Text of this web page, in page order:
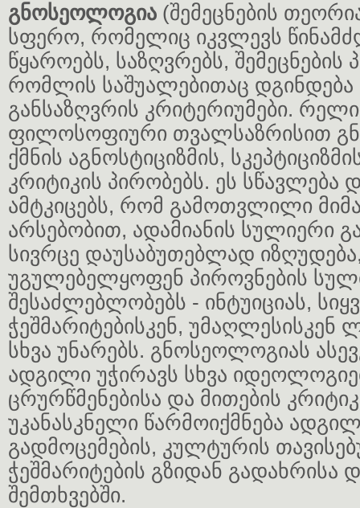
გნოსეოლოგია (შემეცნების
სფერო, რომელიც იკვლევს
წყაროებს, საზღვრებს, შემეცნების
რომლის საშუალებითაც დგინდება
განსაზღვრის კრიტერიუმები.
ფილოსოფიური თვალსაზრისით
ქმნის აგნოსტიციზმის,
კრიტიკის პირობებს. ეს სწავლება
ამტკიცებს, რომ გამოთვლილი
არსებობით, ადამიანის სულიერი
სივრცე დაუსაბუთებლად
უგულებელყოფენ პიროვნების
შესაძლებლობებს - ინტუიციას,
ჭეშმარიტებისკენ,
სხვა უნარებს. გნოსეოლოგიას
ადგილი უჭირავს სხვა
ცრურწმენებისა და მითების
უკანასკნელი წარმოიქმნება
გადმოცემების, კულტურის
ჭეშმარიტების გზიდან გადახრისა
შემთხვებში.